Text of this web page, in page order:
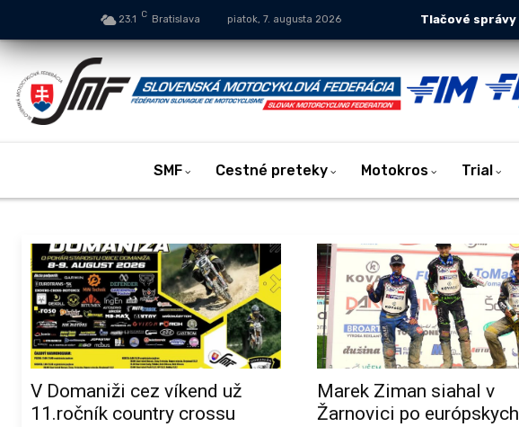
23.1 C Bratislava piatok, 7. augusta 2026 Tlačové správy
SMF Cestné preteky Motokros Trial
V Domaniži cez víkend už
11.ročník country crossu
Marek Ziman siahal v
Žarnovici po európskych